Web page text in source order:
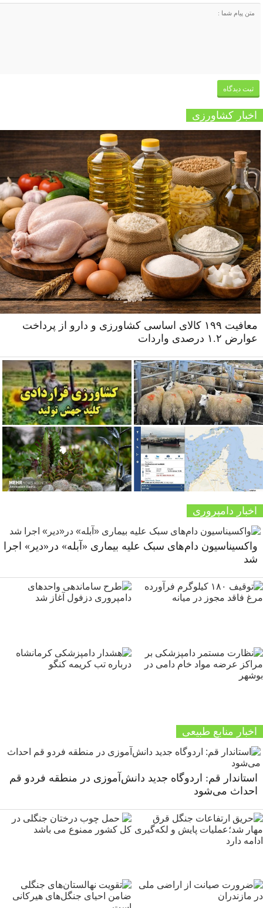
اخبار کشاورزی
معافیت ۱۹۹ کالای اساسی کشاورزی و دارو از پرداخت
عوارض ۱.۲ درصدی واردات
اخبار دامپروری
واکسیناسیون دام‌های سبک علیه بیماری «آبله» در«دیر» اجرا
شد
اخبار منابع طبیعی
استاندار قم: اردوگاه جدید دانش‌آموزی در منطقه فردو قم
احداث می‌شود